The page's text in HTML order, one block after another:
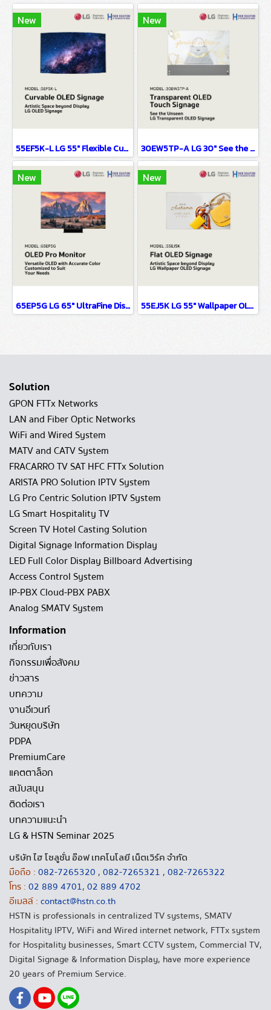
New
55EF5K-L LG 55" Flexible Curved Open Frame OLED Signage Digital Signage Information Display
New
30EW5TP-A LG 30" See the Unseen, LG Transparent OLED Signage Digital Signage Information Display
New
65EP5G LG 65" UltraFine Display OLED Pro Digital Signage Information Display
New
55EJ5K LG 55" Wallpaper OLED Signage Digital Signage Information Display
Solution
GPON FTTx Networks
LAN and Fiber Optic Networks
WiFi and Wired System
MATV and CATV System
FRACARRO TV SAT HFC FTTx Solution
ARISTA PRO Solution IPTV System
LG Pro Centric Solution IPTV System
LG Smart Hospitality TV
Screen TV Hotel Casting Solution
Digital Signage Information Display
LED Full Color Display Billboard Advertising
Access Control System
IP-PBX Cloud-PBX PABX
Analog SMATV System
Information
เกี่ยวกับเรา
กิจกรรมเพื่อสังคม
ข่าวสาร
บทความ
งานอีเวนท์
วันหยุดบริษัท
PDPA
PremiumCare
แคตตาล็อก
สนับสนุน
ติดต่อเรา
บทความแนะนำ
LG & HSTN Seminar 2025
บริษัท ไฮ โซลูชั่น อ๊อฟ เทคโนโลยี เน็ตเวิร์ค จำกัด
มือถือ : 082-7265320 , 082-7265321 , 082-7265322
โทร : 02 889 4701, 02 889 4702
อีเมลล์ : contact@hstn.co.th
HSTN is professionals in centralized TV systems, SMATV
Hospitality IPTV, WiFi and Wired internet network, FTTx system
for Hospitality businesses, Smart CCTV system, Commercial TV,
Digital Signage & Information Display, have more experience
20 years of Premium Service.